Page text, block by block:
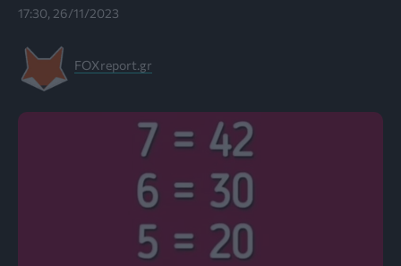
17:30, 26/11/2023
FOXreport.gr